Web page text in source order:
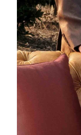
Barış Manço'nun